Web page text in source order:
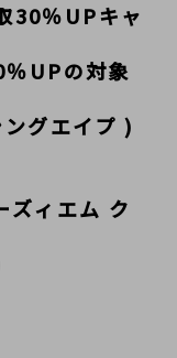
30％UPキャ
UPの対象
グエイプ )
ズィエム ク